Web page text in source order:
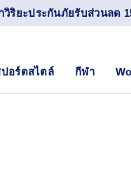
วิริยะประกันภัยรับส่วนลด
อร์ตสไตล์ กีฬา